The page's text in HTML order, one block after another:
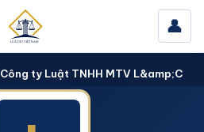
👤
Công ty Luật TNHH MTV L&amp;C